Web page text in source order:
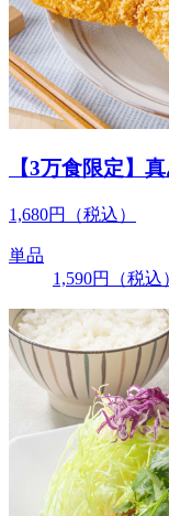
【3万食限定】
1,680円 （税込）
単品
1,590円 （税込